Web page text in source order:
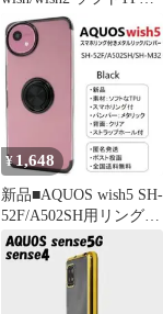
クリアケースb
¥ 1,648
新品■AQUOS wish5 SH-
52F/A502SH用リング付
メタリック黒